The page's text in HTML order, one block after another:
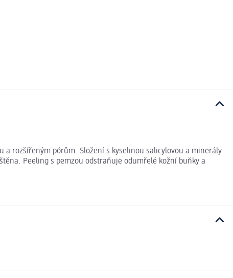
a rozšířeným pórům. Složení s kyselinou salicylovou a minerály
Peeling s pemzou odstraňuje odumřelé kožní buňky a